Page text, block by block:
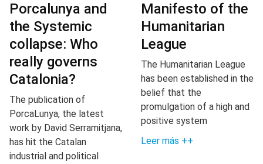
Porcalunya and
the Systemic
collapse: Who
really governs
Catalonia?
The publication of
PorcaLunya, the latest
work by David Serramitjana,
has hit the Catalan
industrial and political
Manifesto of the
Humanitarian
League
The Humanitarian League
has been established in the
belief that the
promulgation of a high and
positive system
Leer más ++